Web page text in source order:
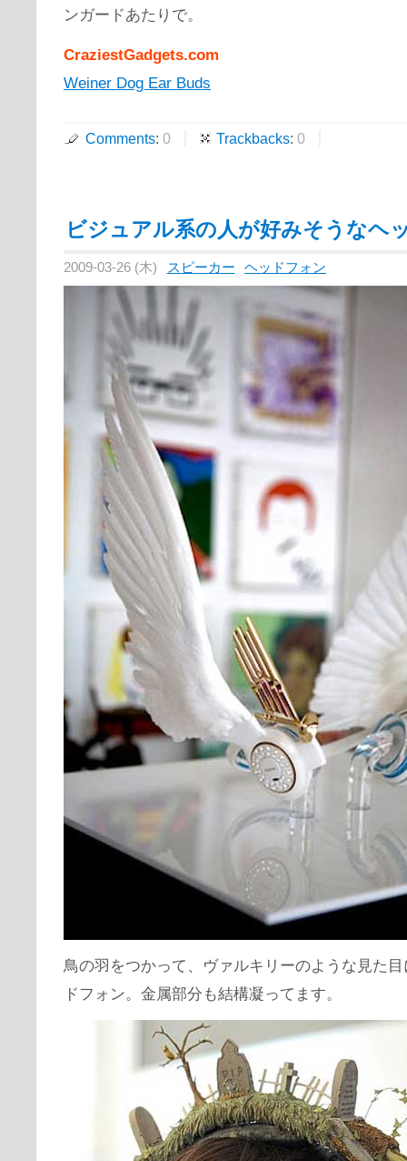
ンガードあたりで。
CraziestGadgets.com
Weiner Dog Ear Buds
Comments: 0 Trackbacks: 0
ビジュアル系の人が好みそうなヘ
2009-03-26 (木) スピーカー ヘッドフォン
鳥の羽をつかって、ヴァルキリーのような見た
ドフォン。金属部分も結構凝ってます。